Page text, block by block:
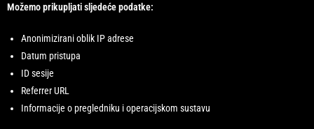
Možemo prikupljati sljedeće podatke:
Anonimizirani oblik IP adrese
Datum pristupa
ID sesije
Referrer URL
Informacije o pregledniku i operacijskom sustavu